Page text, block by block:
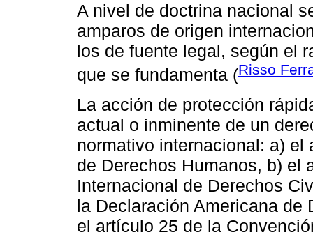
A nivel de doctrina nacional
amparos de origen
los de fuente legal, según el
que se fundamenta (Risso
La acción de protección
actual o inminente de un
normativo internacional: a)
de Derechos Humanos, b) el
Internacional de Derechos
la Declaración Americana de
el artículo 25 de la